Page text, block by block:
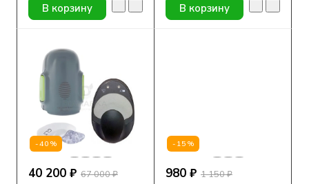
В корзину В корзину
-40%
40 200 ₽ 67 000 ₽
-15%
980 ₽ 1 150 ₽